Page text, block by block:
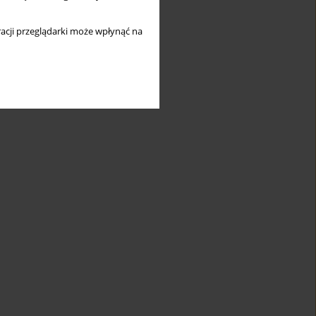
przeglądarki może wpłynąć na